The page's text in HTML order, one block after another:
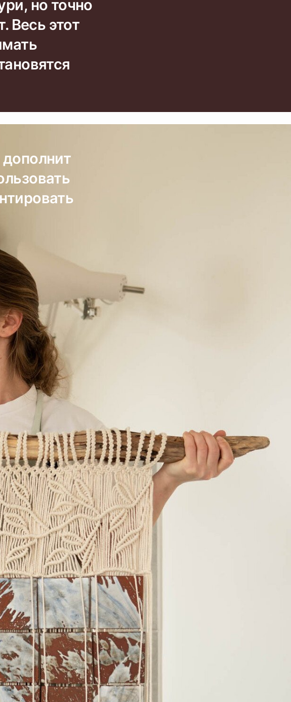
но точно
Весь этот